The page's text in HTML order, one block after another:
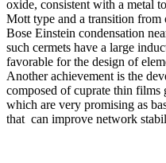
oxide, consistent with a metal
Mott type and a transition
Bose Einstein condensation
such cermets have a large
favorable for the design of
Another achievement is the
composed of cuprate thin films
which are very promising as
that can improve network